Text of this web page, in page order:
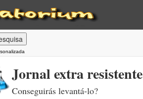
Jornal extra resistente
Conseguirás levantá-lo?